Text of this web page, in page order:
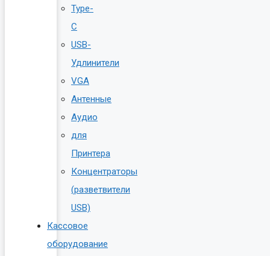
Type-
C
USB-
Удлинители
VGA
Антенные
Аудио
для
Принтера
Концентраторы
(разветвители
USB)
Кассовое
оборудование